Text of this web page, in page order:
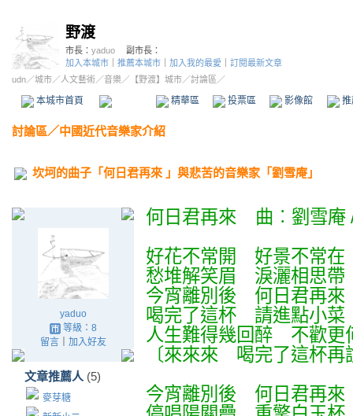
野渡
市長： yaduo
副市長：
加入本城市
推薦本城市 加入我的最愛
訂閱最新文章
udn／城市／人文藝術／音樂／ 【野渡】城市／討論區／
本城市首頁 精華區 投票區 影像館
討論區／中國近代音樂家介紹
坎坷的曲子「何日君再來 」與悲苦的音樂家「劉雪庵」
yaduo
等級：8
留言｜ 加入好友
文章推薦人 (5)
麥芽糖
何日君再來 曲︰劉雪庵
好花不常開 好景不常在
愁堆解笑眉 淚灑相思帶
今宵離別後 何日君再來
喝完了這杯 請進點小菜
人生難得幾回醉 不歡更
〔來來來 喝完了這杯再
今宵離別後 何日君再來